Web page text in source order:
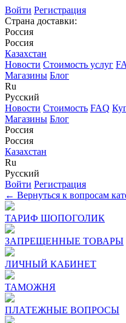
Войти Регистрация
Страна доставки:
Россия
Россия
Казахстан
Новости Стоимость услуг
Магазины Блог
Ru
Русский
Новости Стоимость FAQ
Магазины Блог
Россия
Россия
Казахстан
Ru
Русский
Войти Регистрация
← Вернуться к вопросам
ТАРИФ ШОПОГОЛИК
ЗАПРЕЩЕННЫЕ ТОВАРЫ
ЛИЧНЫЙ КАБИНЕТ
ТАМОЖНЯ
ПЛАТЕЖНЫЕ ВОПРОСЫ